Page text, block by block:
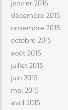
janvier 2016
décembre 2015
novembre 2015
octobre 2015
août 2015
juillet 2015
juin 2015
mai 2015
avril 2015